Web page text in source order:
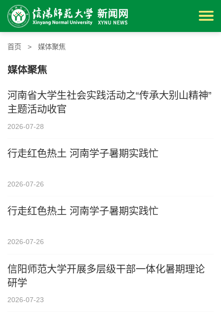
首页 > 媒体聚焦
媒体聚焦
河南省大学生社会实践活动之“传承大别山精神”
主题活动收官
2026-07-28
行走红色热土 河南学子暑期实践忙
2026-07-26
行走红色热土 河南学子暑期实践忙
2026-07-26
信阳师范大学开展多层级干部一体化暑期理论
研学
2026-07-23